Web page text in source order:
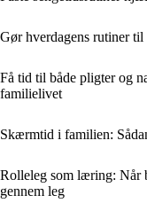
Gør hverdagens rutiner
Få tid til både pligter og
familielivet
Skærmtid i familien:
Rolleleg som læring: Når
gennem leg